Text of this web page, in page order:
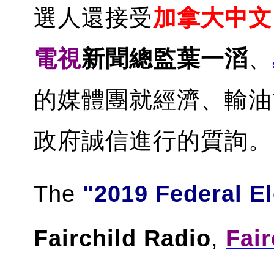
選人還接受加拿大中
電視新聞總監葉一滔、
的媒體團就經濟、輸
政府誠信進行的質詢。
The "2019 Federal
Fairchild Radio,